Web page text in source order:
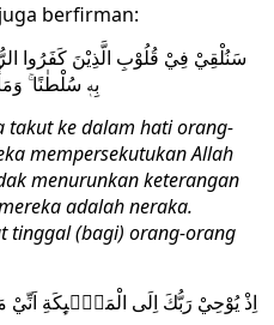
berfirman:
سَنُلْقِيْ فِيْ قُلُوْبِ الَّذِيْنَ كَفَرُوا
بِهٖ سُلْطٰنًا
takut ke dalam hati orang-
mempersekutukan Allah
menurunkan keterangan
adalah neraka.
tinggal (bagi) orang-orang
اِذْ يُوْحِيْ رَبُّكَ اِلَى الْمَلٰۤىِٕكَةِ اَنِّيْ